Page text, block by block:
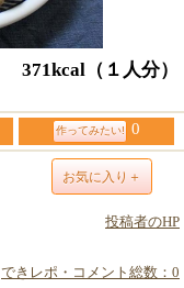
371kcal （１人分）
作ってみたい! 0
お気に入り＋
投稿者のHP
できレポ・コメント総数：0